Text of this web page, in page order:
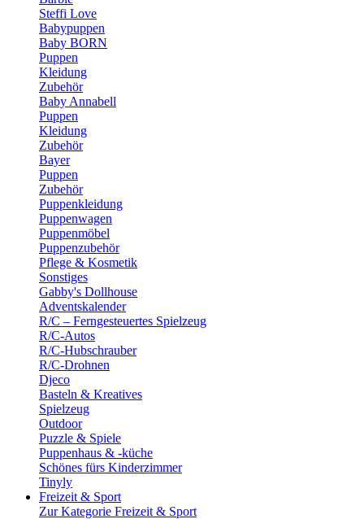
Steffi Love
Babypuppen
Baby BORN
Puppen
Kleidung
Zubehör
Baby Annabell
Puppen
Kleidung
Zubehör
Bayer
Puppen
Zubehör
Puppenkleidung
Puppenwagen
Puppenmöbel
Puppenzubehör
Pflege & Kosmetik
Sonstiges
Gabby's Dollhouse
Adventskalender
R/C – Ferngesteuertes Spielzeug
R/C-Autos
R/C-Hubschrauber
R/C-Drohnen
Djeco
Basteln & Kreatives
Spielzeug
Outdoor
Puzzle & Spiele
Puppenhaus & -küche
Schönes fürs Kinderzimmer
Tinyly
Freizeit & Sport
Zur Kategorie Freizeit & Sport